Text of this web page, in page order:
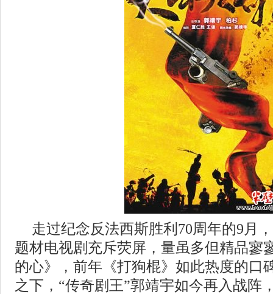
走过纪念反法西斯胜利70周年的9月
题材电视剧充斥荧屏，量虽多但精品寥
的心》，前年《打狗棍》如此热度的口
之下，“传奇剧王”郭靖宇如今再入战阵